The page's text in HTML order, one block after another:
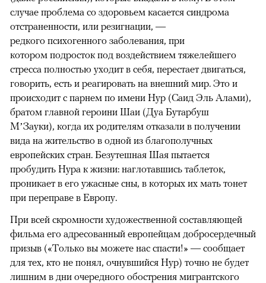
случае проблема со здоровьем касается синдрома
отстраненности, или резигнации, —
редкого психогенного заболевания, при
котором подросток под воздействием тяжелейшего
стресса полностью уходит в себя, перестает двигаться,
говорить, есть и реагировать на внешний мир. Это и
происходит с парнем по имени Нур (Саид Эль Алами),
братом главной героини Шаи (Дуа Бутарбуш
М’Зауки), когда их родителям отказали в получении
вида на жительство в одной из благополучных
европейских стран. Безутешная Шая пытается
пробудить Нура к жизни: наглотавшись таблеток,
проникает в его ужасные сны, в которых их мать тонет
при переправе в Европу.
При всей скромности художественной составляющей
фильма его адресованный европейцам добросердечный
призыв («Только вы можете нас спасти!» — сообщает
для тех, кто не понял, очнувшийся Нур) точно не будет
лишним в дни очередного обострения мигрантского